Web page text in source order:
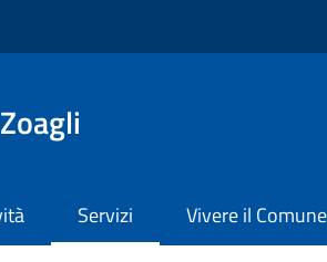
Servizi Vivere il Comune